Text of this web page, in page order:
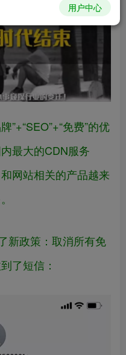
”+“SEO”+“免费”的优
最大的CDN服务
网站相关的产品越来
新政策：取消所有免
了短信：
用户中心